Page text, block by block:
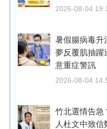
2026-08-04
暑假腸病毒升
夢反覆肌抽
意重症警訊
2026-08-04
竹北選情告
人杜文中致信